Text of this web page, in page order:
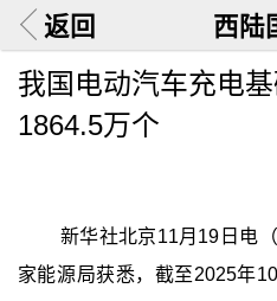
返回 西陆
我国电动汽车充电
1864.5万个
新华社北京11月19日电
家能源局获悉，截至2025年